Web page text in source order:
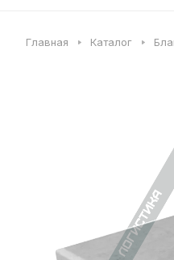
Главная Каталог